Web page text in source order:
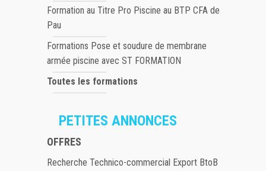
Formation au Titre Pro Piscine au BTP CFA de
Pau
Formations Pose et soudure de membrane
armée piscine avec ST FORMATION
Toutes les formations
PETITES ANNONCES
OFFRES
Recherche Technico-commercial Export BtoB